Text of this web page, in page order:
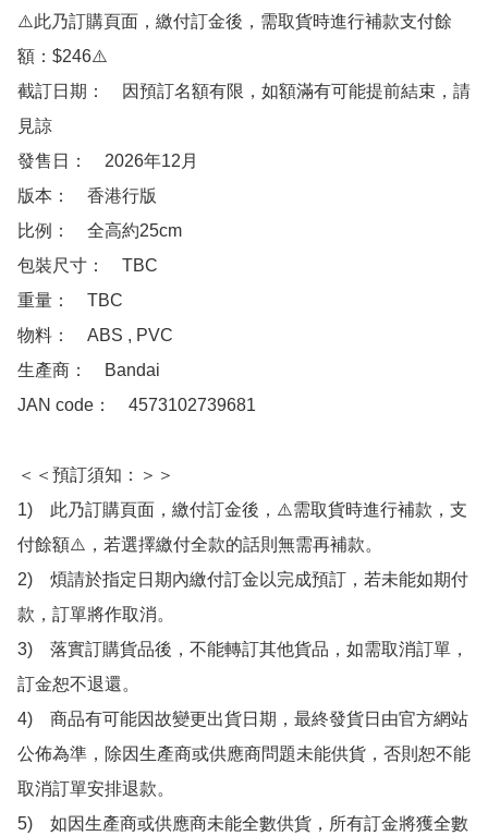
⚠️此乃訂購頁面，繳付訂金後，需取貨時進行補款支付餘
額：$246⚠️
截訂日期：　因預訂名額有限，如額滿有可能提前結束，請
見諒
發售日：　2026年12月
版本：　香港行版
比例：　全高約25cm
包裝尺寸：　TBC
重量：　TBC
物料：　ABS , PVC
生產商：　Bandai
JAN code：　4573102739681
＜＜預訂須知：＞＞
1)　此乃訂購頁面，繳付訂金後，⚠️需取貨時進行補款，支
付餘額⚠️，若選擇繳付全款的話則無需再補款。
2)　煩請於指定日期內繳付訂金以完成預訂，若未能如期付
款，訂單將作取消。
3)　落實訂購貨品後，不能轉訂其他貨品，如需取消訂單，
訂金恕不退還。
4)　商品有可能因故變更出貨日期，最終發貨日由官方網站
公佈為準，除因生產商或供應商問題未能供貨，否則恕不能
取消訂單安排退款。
5)　如因生產商或供應商未能全數供貨，所有訂金將獲全數